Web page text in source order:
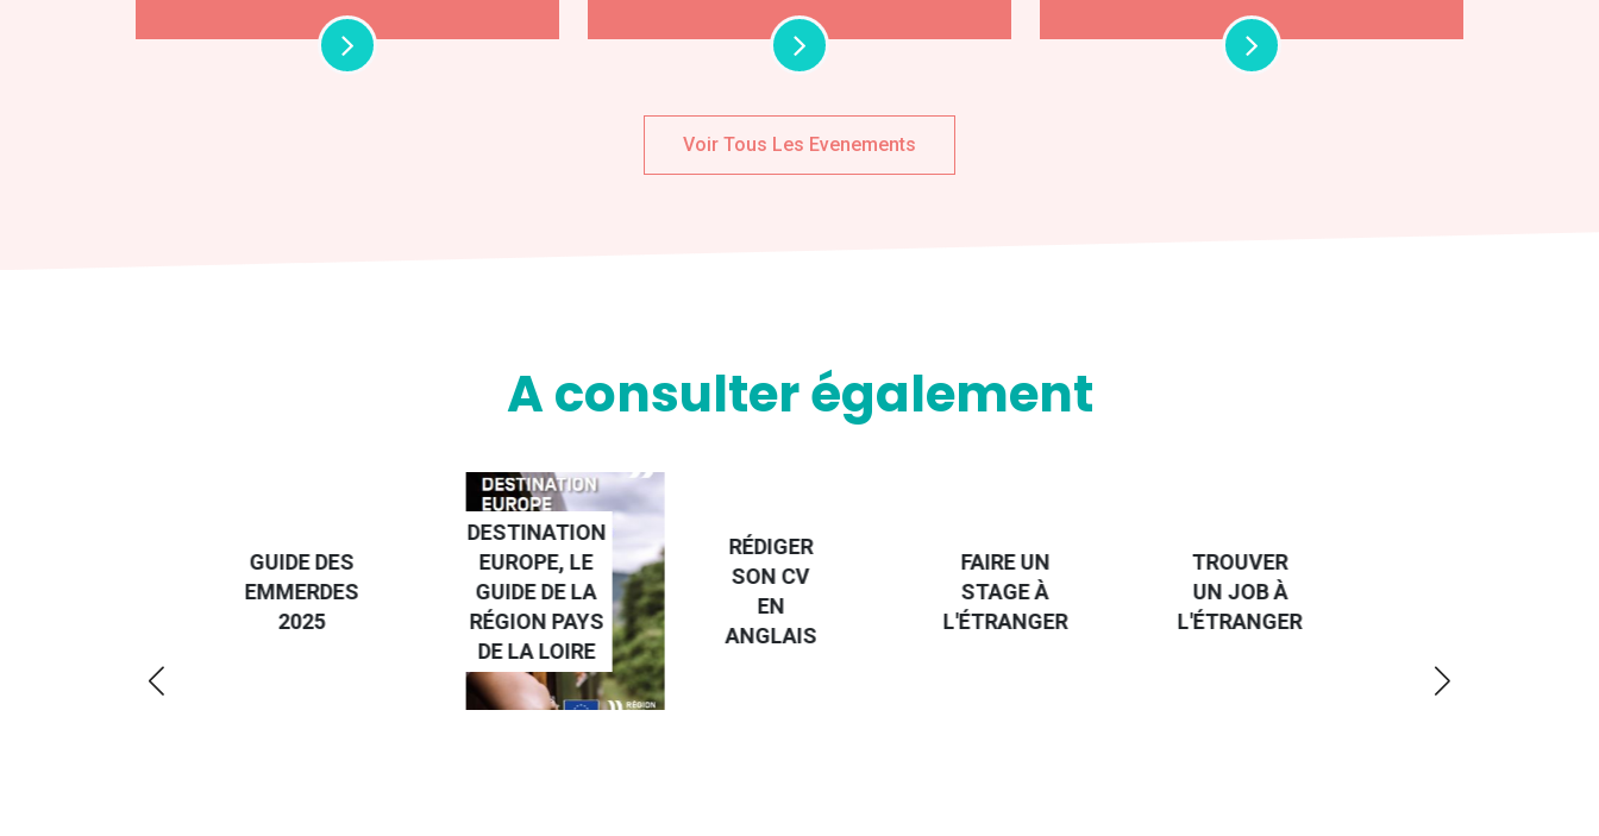
Voir Tous Les Evenements
A consulter également
GUIDE DES
EMMERDES
2025
DESTINATION
EUROPE, LE
GUIDE DE LA
RÉGION PAYS
DE LA LOIRE
RÉDIGER
SON CV
EN
ANGLAIS
FAIRE UN
STAGE À
L'ÉTRANGER
TROUVER
UN JOB À
L'ÉTRANGER